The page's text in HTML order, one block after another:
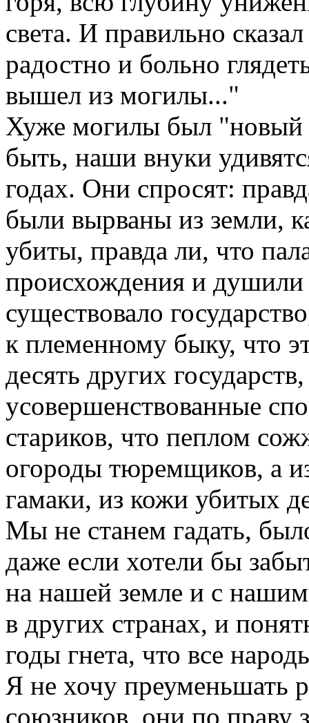
света. И правильно
радостно и больно
вышел из могилы..."
Хуже могилы был "новый
быть, наши внуки
годах. Они спросят:
были вырваны из земли,
убиты, правда ли, что
происхождения и душили
существовало
к племенному быку, что
десять других
усовершенствованные
стариков, что пеплом
огороды тюремщиков, а
гамаки, из кожи убитых
Мы не станем гадать,
даже если хотели бы
на нашей земле и с
в других странах, и
годы гнета, что все
Я не хочу преуменьшать
союзников, они по праву